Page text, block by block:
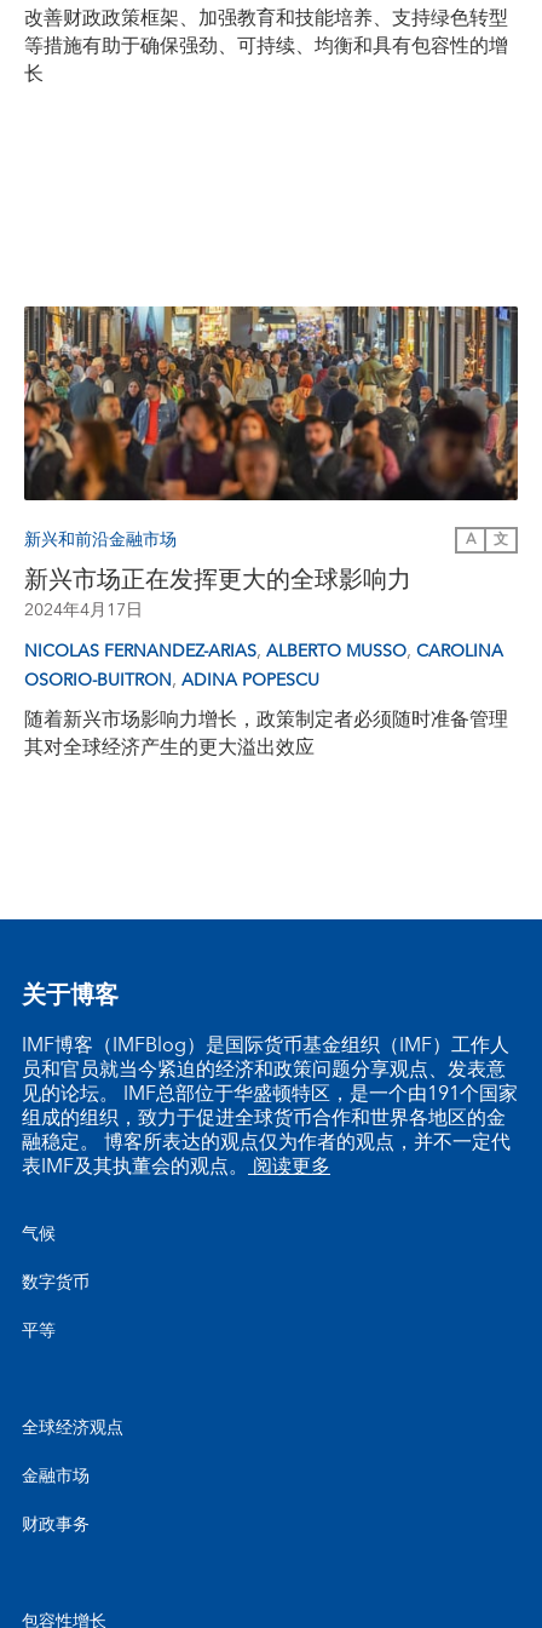
改善财政政策框架、加强教育和技能培养、支持绿色转型
等措施有助于确保强劲、可持续、均衡和具有包容性的增
长
新兴和前沿金融市场 A 文
新兴市场正在发挥更大的全球影响力
2024年4月17日
NICOLAS FERNANDEZ-ARIAS, ALBERTO MUSSO, CAROLINA
OSORIO-BUITRON, ADINA POPESCU
随着新兴市场影响力增长，政策制定者必须随时准备管理
其对全球经济产生的更大溢出效应
关于博客
IMF博客（IMFBlog）是国际货币基金组织（IMF）工作人
员和官员就当今紧迫的经济和政策问题分享观点、发表意
见的论坛。 IMF总部位于华盛顿特区，是一个由191个国家
组成的组织，致力于促进全球货币合作和世界各地区的金
融稳定。 博客所表达的观点仅为作者的观点，并不一定代
表IMF及其执董会的观点。 阅读更多
气候
数字货币
平等
全球经济观点
金融市场
财政事务
包容性增长